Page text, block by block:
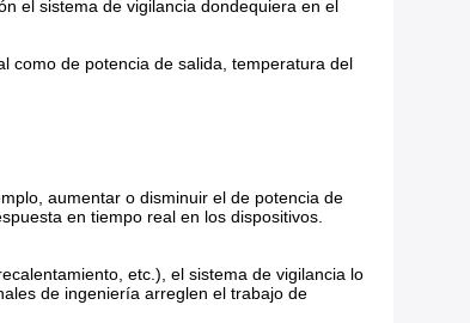
el sistema de vigilancia dondequiera en el
como de potencia de salida, temperatura del
aumentar o disminuir el de potencia de
en tiempo real en los dispositivos.
etc.), el sistema de vigilancia lo
de ingeniería arreglen el trabajo de